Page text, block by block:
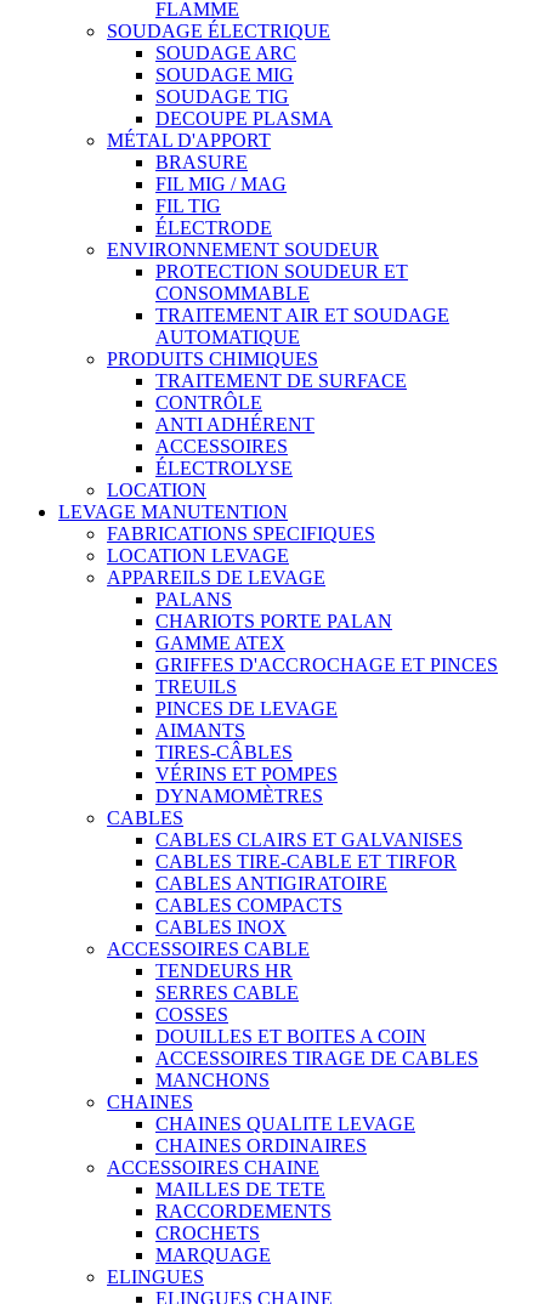
FLAMME
SOUDAGE ÉLECTRIQUE
SOUDAGE ARC
SOUDAGE MIG
SOUDAGE TIG
DECOUPE PLASMA
MÉTAL D'APPORT
BRASURE
FIL MIG / MAG
FIL TIG
ÉLECTRODE
ENVIRONNEMENT SOUDEUR
PROTECTION SOUDEUR ET
CONSOMMABLE
TRAITEMENT AIR ET SOUDAGE
AUTOMATIQUE
PRODUITS CHIMIQUES
TRAITEMENT DE SURFACE
CONTRÔLE
ANTI ADHÉRENT
ACCESSOIRES
ÉLECTROLYSE
LOCATION
LEVAGE MANUTENTION
FABRICATIONS SPECIFIQUES
LOCATION LEVAGE
APPAREILS DE LEVAGE
PALANS
CHARIOTS PORTE PALAN
GAMME ATEX
GRIFFES D'ACCROCHAGE ET PINCES
TREUILS
PINCES DE LEVAGE
AIMANTS
TIRES-CÂBLES
VÉRINS ET POMPES
DYNAMOMÈTRES
CABLES
CABLES CLAIRS ET GALVANISES
CABLES TIRE-CABLE ET TIRFOR
CABLES ANTIGIRATOIRE
CABLES COMPACTS
CABLES INOX
ACCESSOIRES CABLE
TENDEURS HR
SERRES CABLE
COSSES
DOUILLES ET BOITES A COIN
ACCESSOIRES TIRAGE DE CABLES
MANCHONS
CHAINES
CHAINES QUALITE LEVAGE
CHAINES ORDINAIRES
ACCESSOIRES CHAINE
MAILLES DE TETE
RACCORDEMENTS
CROCHETS
MARQUAGE
ELINGUES
ELINGUES CHAINE